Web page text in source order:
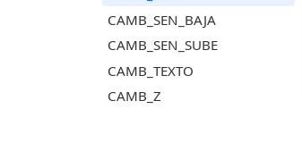
CAMB_SEN_BAJA
CAMB_SEN_SUBE
CAMB_TEXTO
CAMB_Z